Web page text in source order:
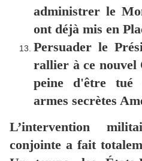
administrer le
ont déjà mis en
Persuader le
rallier à ce nouvel
peine d'être
armes secrètes
L’intervention
conjointe a fait